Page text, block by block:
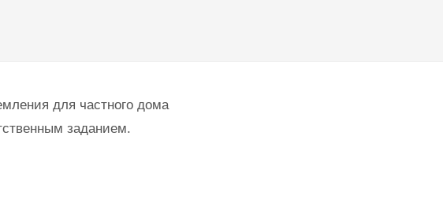
для частного дома
заданием.